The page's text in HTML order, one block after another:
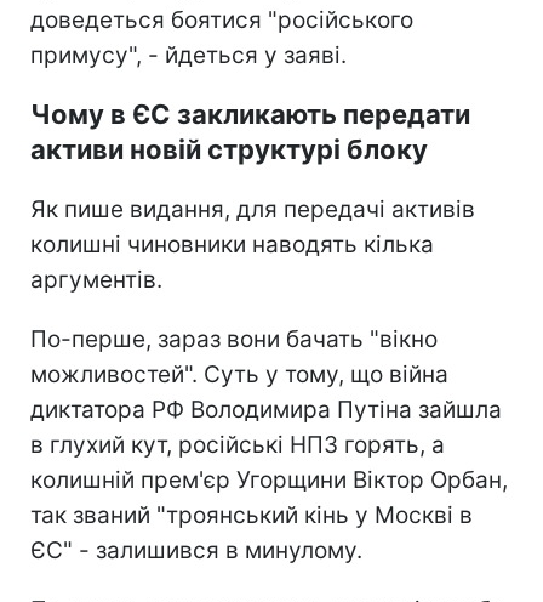
доведеться боятися "російського
примусу", - йдеться у заяві.
Чому в ЄС закликають передати
активи новій структурі блоку
Як пише видання, для передачі активів
колишні чиновники наводять кілька
аргументів.
По-перше, зараз вони бачать "вікно
можливостей". Суть у тому, що війна
диктатора РФ Володимира Путіна зайшла
в глухий кут, російські НПЗ горять, а
колишній прем'єр Угорщини Віктор Орбан,
так званий "троянський кінь у Москві в
ЄС" - залишився в минулому.